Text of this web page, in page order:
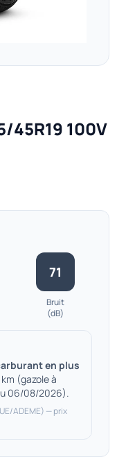
45R19 100V
71
Bruit
(dB)
en plus
(gazole à
06/08/2026).
ADEME) — prix